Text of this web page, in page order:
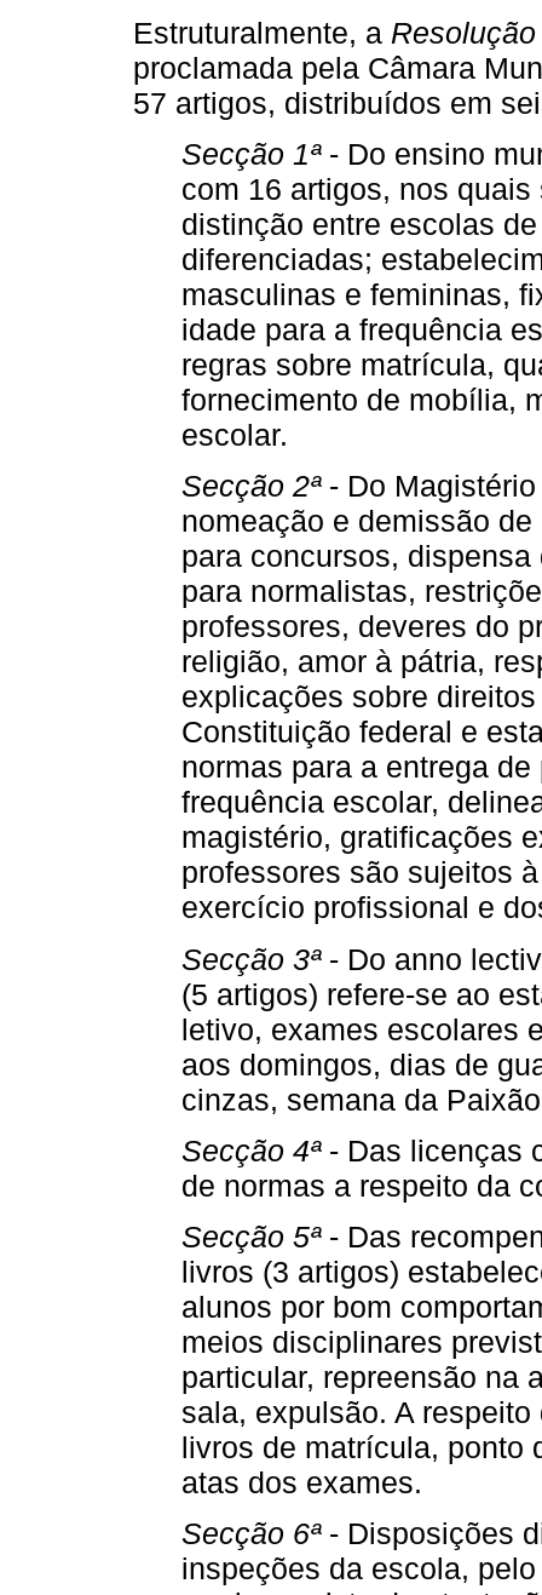
Estruturalmente, a Resolução
proclamada pela Câmara
57 artigos, distribuídos em
Secção 1ª- Do ensino
com 16 artigos, nos
distinção entre escolas
diferenciadas;
masculinas e femininas,
idade para a frequência
regras sobre matrícula,
fornecimento de mobília,
escolar.
Secção 2ª- Do Magistério
nomeação e demissão
para concursos,
para normalistas,
professores, deveres do
religião, amor à pátria,
explicações sobre
Constituição federal e
normas para a entrega
frequência escolar,
magistério, gratificações
professores são sujeitos
exercício profissional e
Secção 3ª- Do anno
(5 artigos) refere-se ao
letivo, exames escolares
aos domingos, dias de
cinzas, semana da
Secção 4ª- Das licenças
de normas a respeito da
Secção 5ª- Das
livros (3 artigos)
alunos por bom
meios disciplinares
particular, repreensão na
sala, expulsão. A
livros de matrícula, ponto
atas dos exames.
Secção 6ª- Disposições
inspeções da escola,